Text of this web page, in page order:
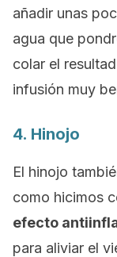
añadir unas
agua que
colar el
infusión muy
4. Hinojo
El hinojo
como hicimos
efecto
para aliviar el